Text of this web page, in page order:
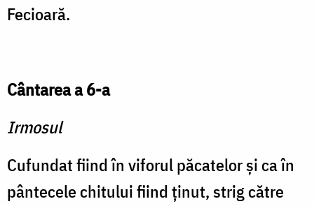
Fecioară.
Cântarea a 6-a
Irmosul
Cufundat fiind în viforul păcatelor şi ca în
pântecele chitului fiind ţinut, strig către